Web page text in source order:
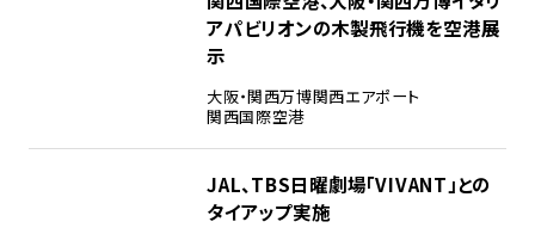
アパビリオンの木製飛行機を空港展
示
大阪・関西万博関西エアポート
関西国際空港
JAL、TBS日曜劇場「VIVANT」との
タイアップ実施